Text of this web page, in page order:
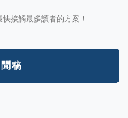
接觸最多讀者的方案！
稿